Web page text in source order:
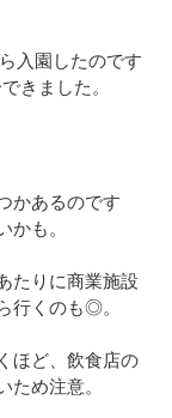
入園したのです
きました。
かあるのです
も。
たりに商業施設
行くのも◎。
ほど、飲食店の
め注意。